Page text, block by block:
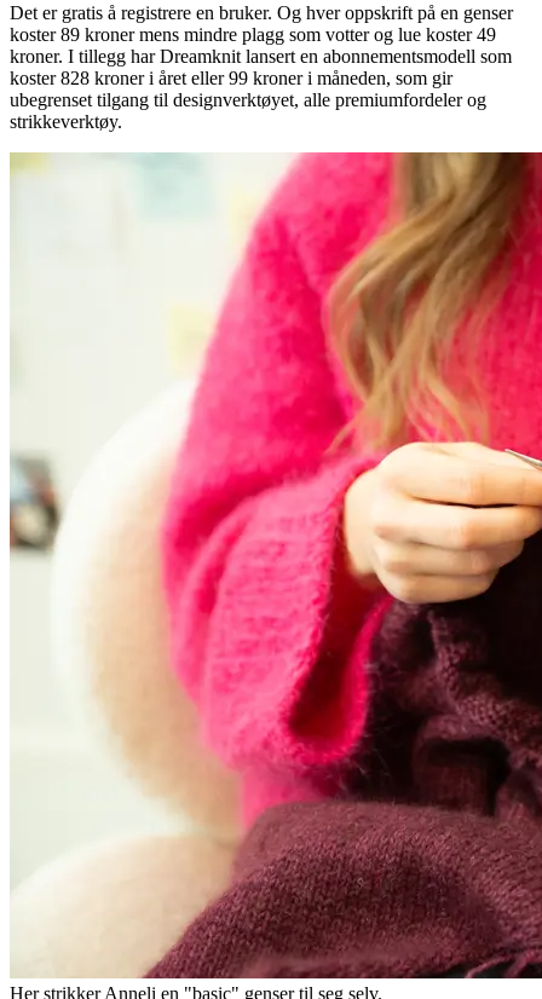
Det er gratis å registrere en bruker. Og hver oppskrift på en genser
koster 89 kroner mens mindre plagg som votter og lue koster 49
kroner. I tillegg har Dreamknit lansert en abonnementsmodell som
koster 828 kroner i året eller 99 kroner i måneden, som gir
ubegrenset tilgang til designverktøyet, alle premiumfordeler og
strikkeverktøy.
Her strikker Anneli en "basic" genser til seg selv.